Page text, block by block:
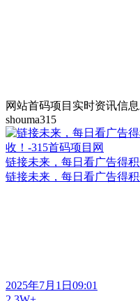
网站首码项目实时资讯信
shouma315
链接未来，每日看广告得
链接未来，每日看广告得
2025年7月1日09:01